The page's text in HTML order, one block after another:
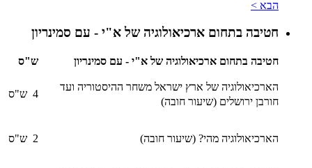
הבא >
חטיבה בתחום ארכיאולוגיה של א"י - עם סמינריון
חטיבה בתחום ארכיאולוגיה של א"י - עם סמינריון ש"ס
הארכיאולוגיה של ארץ ישראל משחר ההיסטוריה ועד
חורבן ירושלים (שיעור חובה)
4 ש"ס
הארכיאולוגיה מהי? (שיעור חובה) 2 ש"ס